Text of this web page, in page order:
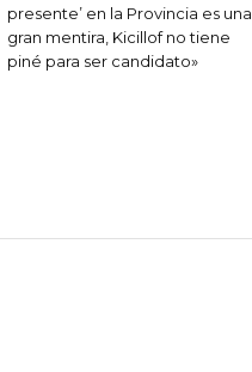
presente’ en la Provincia es una
gran mentira, Kicillof no tiene
piné para ser candidato»